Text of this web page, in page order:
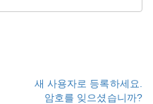
새 사용자로 등록하세요.
암호를 잊으셨습니까?